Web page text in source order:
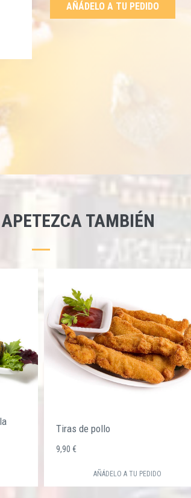
AÑÁDELO A TU PEDIDO
TAMBIÉN
Tiras de pollo
9,90 €
AÑÁDELO A TU PEDIDO